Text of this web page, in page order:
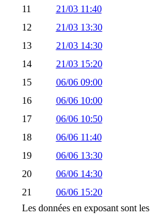
11
21/03 11:40
12
21/03 13:30
13
21/03 14:30
14
21/03 15:20
15
06/06 09:00
16
06/06 10:00
17
06/06 10:50
18
06/06 11:40
19
06/06 13:30
20
06/06 14:30
21
06/06 15:20
Les données en exposant sont